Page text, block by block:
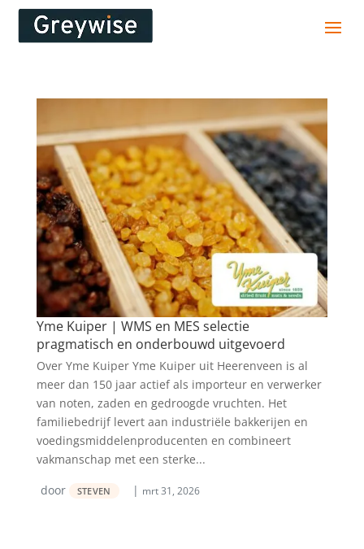
Yme Kuiper | WMS en MES selectie
pragmatisch en onderbouwd uitgevoerd
door STEVEN | mrt 31, 2026
Over Yme Kuiper Yme Kuiper uit Heerenveen is al
meer dan 150 jaar actief als importeur en verwerker
van noten, zaden en gedroogde vruchten. Het
familiebedrijf levert aan industriële bakkerijen en
voedingsmiddelenproducenten en combineert
vakmanschap met een sterke...